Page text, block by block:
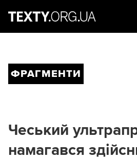
ФРАГМЕНТИ
Чеський
намагався